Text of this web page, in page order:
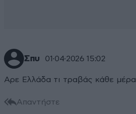
Σπυ 01·04·2026 15:02
Αρε Ελλάδα τι τραβάς κάθε μέρα
Απαντήστε